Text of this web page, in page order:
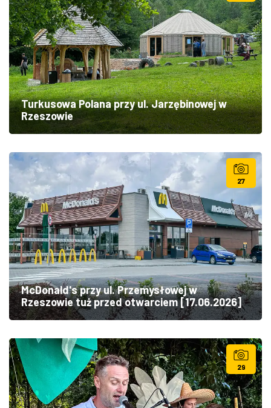
Turkusowa Polana przy ul. Jarzębinowej w
Rzeszowie
27
McDonald's przy ul. Przemysłowej w
Rzeszowie tuż przed otwarciem [17.06.2026]
29